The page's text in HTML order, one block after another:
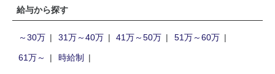
給与から探す
～30万 31万～40万 41万～50万
51万～60万
61万～
時給制